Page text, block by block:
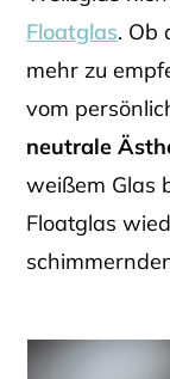
Floatglas. Ob
mehr zu
vom
neutrale
weißem Glas
Floatglas